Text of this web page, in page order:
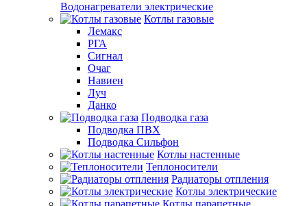
Водонагреватели электрические
Котлы газовые
Лемакс
РГА
Сигнал
Очаг
Навиен
Луч
Данко
Подводка газа
Подводка ПВХ
Подводка Сильфон
Котлы настенные
Теплоносители
Радиаторы отпления
Котлы электрические
Котлы парапетные